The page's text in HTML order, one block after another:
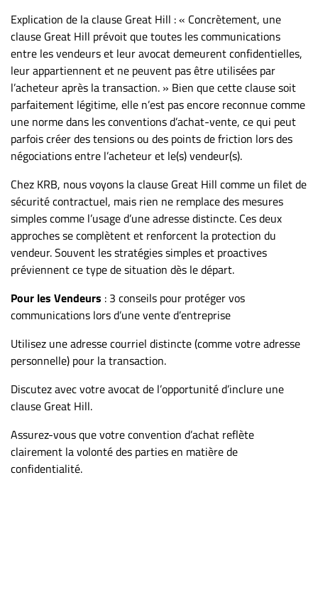
Explication de la clause Great Hill : « Concrètement, une
clause Great Hill prévoit que toutes les communications
entre les vendeurs et leur avocat demeurent confidentielles,
leur appartiennent et ne peuvent pas être utilisées par
l’acheteur après la transaction. » Bien que cette clause soit
parfaitement légitime, elle n’est pas encore reconnue comme
une norme dans les conventions d’achat-vente, ce qui peut
parfois créer des tensions ou des points de friction lors des
négociations entre l’acheteur et le(s) vendeur(s).
Chez KRB, nous voyons la clause Great Hill comme un filet de
sécurité contractuel, mais rien ne remplace des mesures
simples comme l’usage d’une adresse distincte. Ces deux
approches se complètent et renforcent la protection du
vendeur. Souvent les stratégies simples et proactives
préviennent ce type de situation dès le départ.
Pour les Vendeurs : 3 conseils pour protéger vos
communications lors d’une vente d’entreprise
Utilisez une adresse courriel distincte (comme votre adresse
personnelle) pour la transaction.
Discutez avec votre avocat de l’opportunité d’inclure une
clause Great Hill.
Assurez-vous que votre convention d’achat reflète
clairement la volonté des parties en matière de
confidentialité.